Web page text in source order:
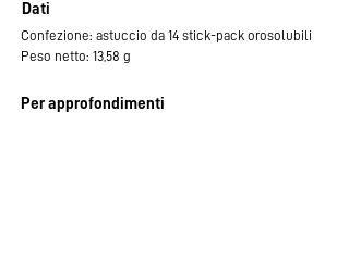
Confezione: astuccio da 14 stick-pack orosolubili
Peso netto: 13,58 g
Dati
Per approfondimenti